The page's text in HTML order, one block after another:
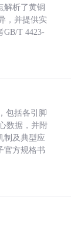
解析了黄铜
，并提供实
GB/T 4423-
包括各引脚
数据，并附
制及典型应
官方规格书